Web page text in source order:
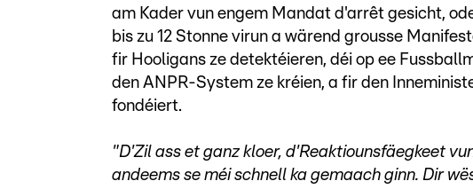
am Kader vun engem Mandat d'arrêt gesicht,
bis zu 12 Stonne virun a wärend grousse
fir Hooligans ze detektéieren, déi op ee
den ANPR-System ze kréien, a fir den
fondéiert.
"D'Zil ass et ganz kloer, d'Reaktiounsfäegkeet
andeems se méi schnell ka gemaach ginn. Dir